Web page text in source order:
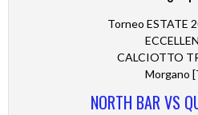
Torneo ESTATE
CALCIOTTO
Morgano
NORTH BAR VS